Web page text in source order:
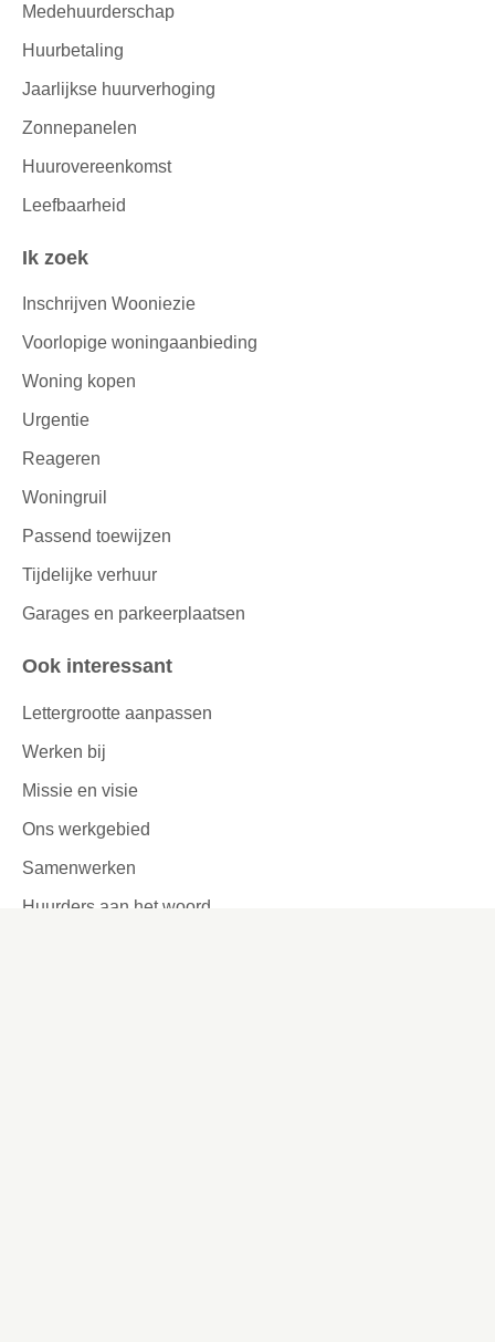
Medehuurderschap
Huurbetaling
Jaarlijkse huurverhoging
Zonnepanelen
Huurovereenkomst
Leefbaarheid
Ik zoek
Inschrijven Wooniezie
Voorlopige woningaanbieding
Woning kopen
Urgentie
Reageren
Woningruil
Passend toewijzen
Tijdelijke verhuur
Garages en parkeerplaatsen
Ook interessant
Lettergrootte aanpassen
Werken bij
Missie en visie
Ons werkgebied
Samenwerken
Huurders aan het woord